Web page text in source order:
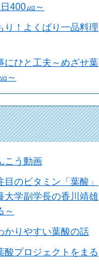
400㎍～
り！よくばり一品料理
にひと工夫～めざせ葉
～
こう動画
目のビタミン「葉酸」
大学副学長の香川靖雄
～
かりやすい葉酸の話
酸プロジェクトをまる